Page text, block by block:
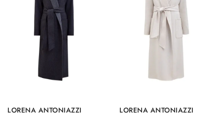
LORENA ANTONIAZZI LORENA ANTONIAZZI